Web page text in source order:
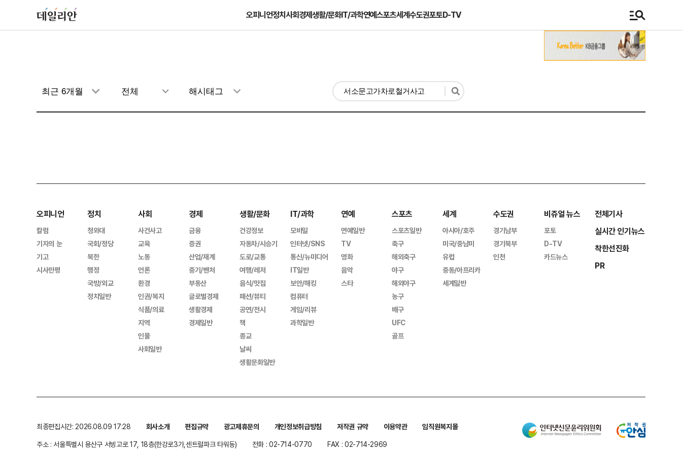
오피니언정치사회경제생활/문화IT/과학연예스포츠세계수도권포토D-TV
오피니언
칼럼
기자의 눈
기고
시사만평
정치
청와대
국회/정당
북한
행정
국방/외교
정치일반
사회
사건사고
교육
노동
언론
환경
인권/복지
식품/의료
지역
인물
사회일반
경제
금융
증권
산업/재계
중기/벤처
부동산
글로벌경제
생활경제
경제일반
생활/문화
건강정보
자동차/시승기
도로/교통
여행/레저
음식/맛집
패션/뷰티
공연/전시
책
종교
날씨
생활문화일반
IT/과학
모바일
인터넷/SNS
통신/뉴미디어
IT일반
보안/해킹
컴퓨터
게임/리뷰
과학일반
연예
연예일반
TV
영화
음악
스타
스포츠
스포츠일반
축구
해외축구
야구
해외야구
농구
배구
UFC
골프
세계
아시아/호주
미국/중남미
유럽
중동/아프리카
세계일반
수도권
경기남부
경기북부
인천
비쥬얼 뉴스
포토
D-TV
카드뉴스
전체기사
실시간 인기뉴스
착한선진화
PR
최종편집시간: 2026.08.09 17:28 회사소개 편집규약 광고제휴문의 개인정보취급방침 저작권 규약 이용약관
임직원복지몰
주소 : 서울특별시 용산구 서빙고로 17, 18층(한강로3가,센트럴파크 타워동)
전화 : 02-714-0770 FAX : 02-714-2969